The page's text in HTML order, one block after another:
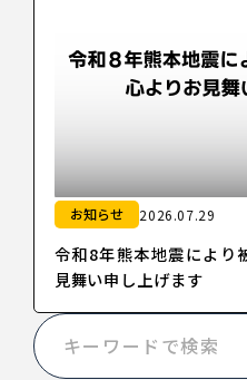
お知らせ 2026.07.29
令和8年熊本地震により
見舞い申し上げます